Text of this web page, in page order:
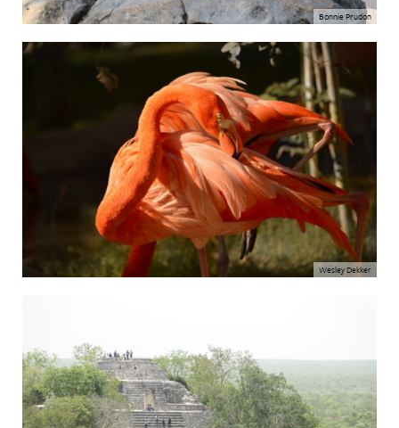
Bonnie Prudon
Wesley Dekker